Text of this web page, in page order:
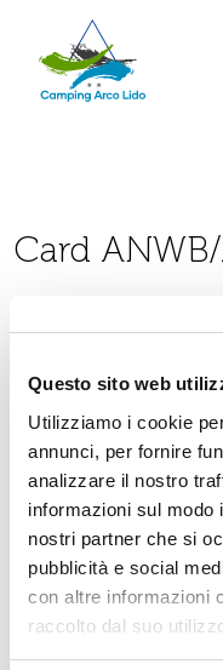
Questo sito web
Utilizziamo i cookie
annunci, per fornire
analizzare il nostro
informazioni sul
nostri partner che si
pubblicità e social
con altre informazioni
raccolto dal suo
Outdoor
Water park
Info &
Card
in bassa stagione,
notte per una
soggiorno esclusa).